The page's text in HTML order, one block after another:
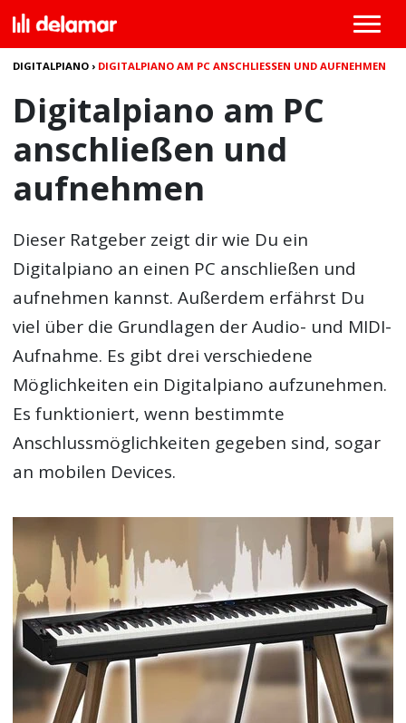
DIGITALPIANO › DIGITALPIANO AM PC ANSCHLIESSEN UND AUFNEHMEN
Digitalpiano am PC
anschließen und
aufnehmen
Dieser Ratgeber zeigt dir wie Du ein
Digitalpiano an einen PC anschließen und
aufnehmen kannst. Außerdem erfährst Du
viel über die Grundlagen der Audio- und MIDI-
Aufnahme. Es gibt drei verschiedene
Möglichkeiten ein Digitalpiano aufzunehmen.
Es funktioniert, wenn bestimmte
Anschlussmöglichkeiten gegeben sind, sogar
an mobilen Devices.